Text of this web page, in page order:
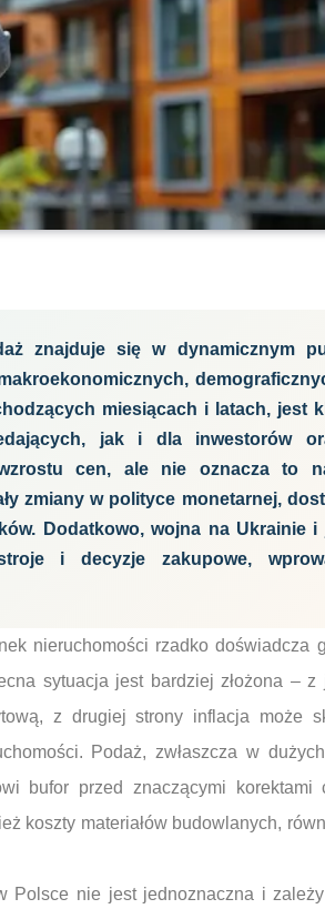
znajduje się w dynamicznym
miesiącach i latach, jest
jak i dla inwestorów
cen, ale nie oznacza to
zmiany w polityce monetarnej,
Dodatkowo, wojna na Ukrainie i
i decyzje zakupowe,
nieruchomości rzadko doświadcza
sytuacja jest bardziej złożona –
z drugiej strony inflacja może
Podaż, zwłaszcza w
bufor przed znaczącymi korektami
koszty materiałów budowlanych,
Polsce nie jest jednoznaczna i